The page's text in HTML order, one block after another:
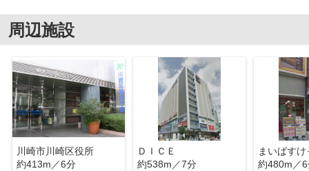
周辺施設
川崎市川崎区役所
約413m／6分
ＤＩＣＥ
約538m／7分
約480m／